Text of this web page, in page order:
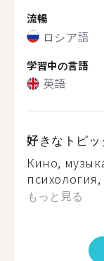
流暢
ロシア語
学習中の言語
英語
好きなトピッ
Кино,
もっと見る